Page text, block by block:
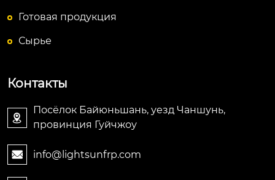
Готовая продукция
Сырье
Контакты

Посёлок Байюньшань, уезд Чаншунь,
провинция Гуйчжоу
 info@lightsunfrp.com